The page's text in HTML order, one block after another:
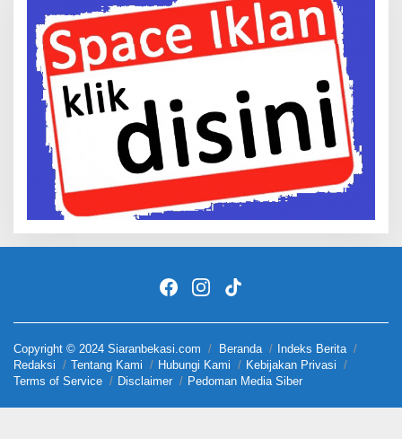
Copyright © 2024 Siaranbekasi.com Beranda
Indeks Berita
Redaksi
Tentang Kami Hubungi Kami
Kebijakan Privasi
Terms of Service
Disclaimer Pedoman Media Siber